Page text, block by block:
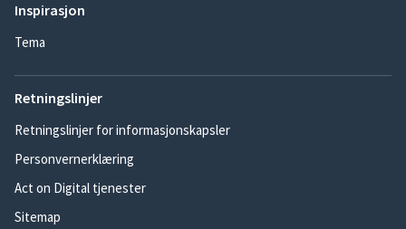
Inspirasjon
Tema
Retningslinjer
Retningslinjer for informasjonskapsler
Personvernerklæring
Act on Digital tjenester
Sitemap